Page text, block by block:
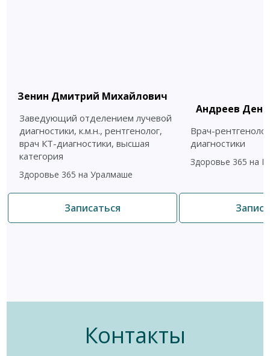
Зенин Дмитрий Михайлович
Заведующий отделением лучевой
диагностики, к.м.н., рентгенолог,
врач КТ-диагностики, высшая
категория
Здоровье 365 на Уралмаше
Записаться
Андреев
Врач-
диагностики
Здоровье 365 на
Контакты